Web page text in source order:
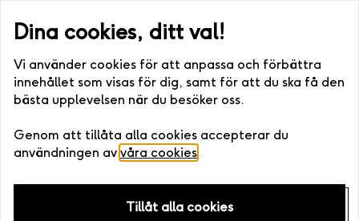
Dina cookies, ditt val!
Vi använder cookies för att anpassa och förbättra
innehållet som visas för dig, samt för att du ska få den
bästa upplevelsen när du besöker oss.
Genom att tillåta alla cookies accepterar du
användningen av våra cookies.
Tillåt alla cookies